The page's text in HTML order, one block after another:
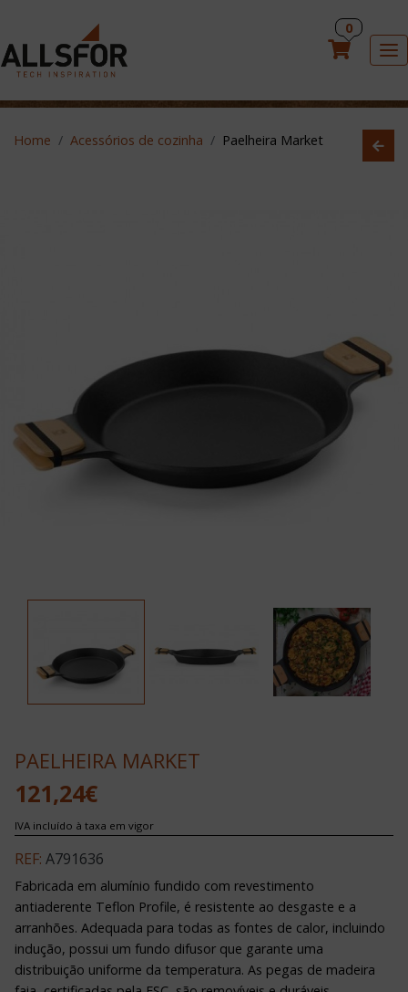
0
×
HOME
Home Acessórios de cozinha Paelheira Market
PAELHEIRA MARKET
121,24€
IVA incluído à taxa em vigor
REF: A791636
Fabricada em alumínio fundido com revestimento
antiaderente Teflon Profile, é resistente ao desgaste e a
arranhões. Adequada para todas as fontes de calor, incluindo
indução, possui um fundo difusor que garante uma
distribuição uniforme da temperatura. As pegas de madeira